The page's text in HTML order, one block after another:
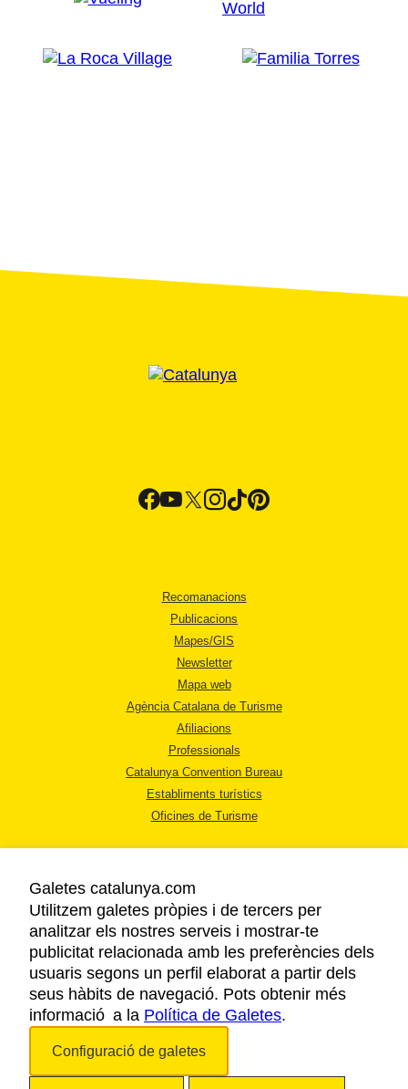
Recomanacions
Publicacions
Mapes/GIS
Newsletter
Mapa web
Agència Catalana de Turisme
Afiliacions
Professionals
Catalunya Convention Bureau
Establiments turístics
Oficines de Turisme
AVÍS LEGAL
POLÍTICA DE PRIVACITAT
COOKIES
ACCESSIBILITAT
Galetes catalunya.com
Utilitzem galetes pròpies i de tercers per
analitzar els nostres serveis i mostrar-te
publicitat relacionada amb les preferències dels
usuaris segons un perfil elaborat a partir dels
seus hàbits de navegació. Pots obtenir més
informació a la Política de Galetes.
Configuració de galetes